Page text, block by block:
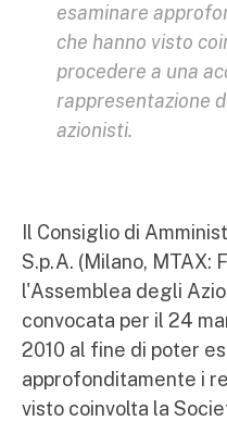
esaminare
che hanno visto
procedere a una
rappresentazione
azionisti.
Il Consiglio di
S.p.A. (Milano, MTAX:
l'Assemblea degli
convocata per il 24
2010 al fine di poter
approfonditamente i
visto coinvolta la